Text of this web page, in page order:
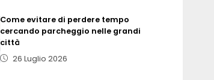
Come evitare di perdere tempo
cercando parcheggio nelle grandi
città
26 Luglio 2026